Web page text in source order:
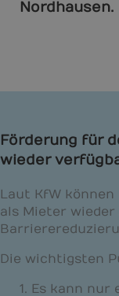
Nordhausen.
Förderung für
wieder
Laut KfW
als Mieter wieder
Die wichtigsten
Es kann nur